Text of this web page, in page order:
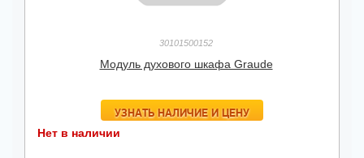
30101500152
Модуль духового шкафа Graude
УЗНАТЬ НАЛИЧИЕ И ЦЕНУ
Нет в наличии